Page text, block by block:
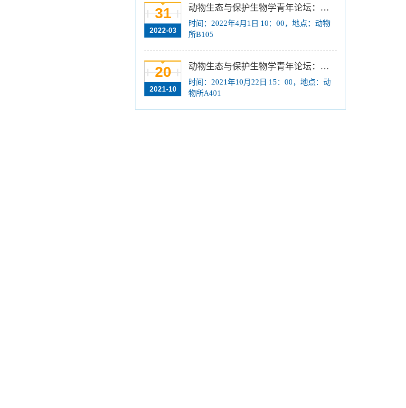
08-02]
中国科学院动物研究所2024年接收推荐免试生
中国科学院动物研究所2023年优秀大学生夏令
营活动时间安排、须知及公示名单[2023-07-05]
2023年“中国科学院动物研究所大学生创新实践
训练计划”申报指南[2023-06-16]
31
2022-03
动物生态与保护生物学青年论坛：Regeneration enhancers and the evolution of regenerative capacities
时间：2022年4月1日 10：00，地点：动物
所B105
20
2021-10
动物生态与保护生物学青年论坛：中国大型食肉动物生态研究与保护
时间：2021年10月22日 15：00，地点：动
物所A401